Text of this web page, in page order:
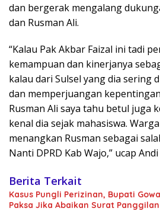
dan bergerak mengalang
dan Rusman Ali.
“Kalau Pak Akbar Faizal ini tadi
kemampuan dan kinerjanya
kalau dari Sulsel yang dia sering
dan memperjuangan
Rusman Ali saya tahu betul juga
kenal dia sejak mahasiswa.
menangkan Rusman sebagai
Nanti DPRD Kab Wajo,” ucap
Berita Terkait
Kasus Pungli Perizinan, Bupati
Paksa Jika Abaikan Surat